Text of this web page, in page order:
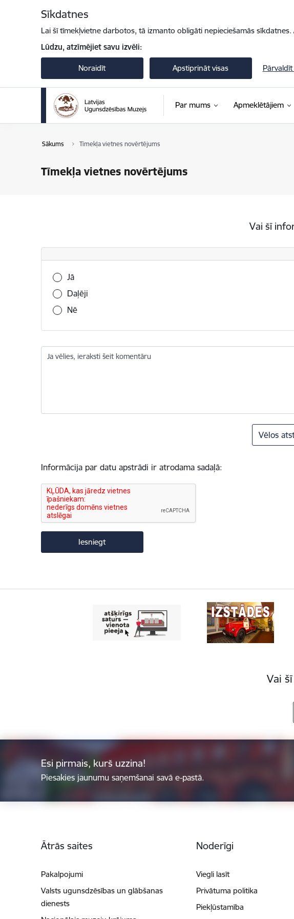
Sīkdatnes
Lai šī tīmekļvietne darbotos, tā izmanto obligāti nepieciešamās
Lūdzu, atzīmējiet savu izvēli:
Noraidīt Apstiprināt visas
Par mums Apmeklētājiem
Sākums Tīmekļa vietnes novērtējums
Tīmekļa vietnes novērtējums
Vai šī
Vai šī informācija bija noderīga?
Jā
Daļēji
Nē
Ja vēlies, ieraksti šeit komentāru
Vēlos
Informācija par datu apstrādi ir atrodama sadaļā:
Vai
Esi pirmais, kurš uzzina!
Piesakies jaunumu saņemšanai savā e-pastā.
Ātrās saites
Pakalpojumi
Valsts ugunsdzēsības un glābšanas
dienests
Noderīgi
Viegli lasīt
Privātuma politika
Piekļūstamība